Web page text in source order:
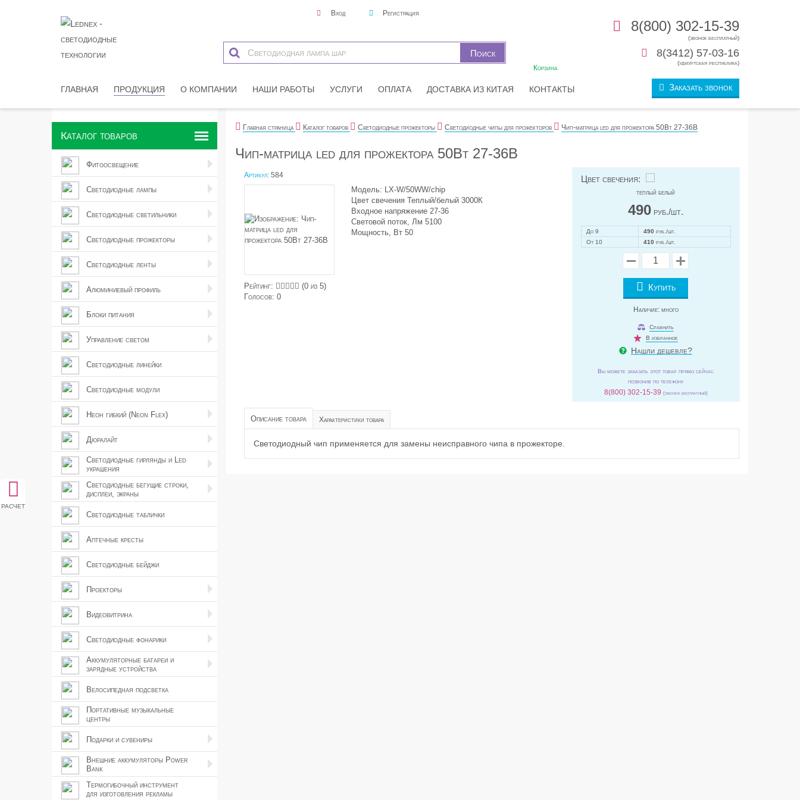
Вход Регистрация
8(800) 302-15-39
(звонок бесплатный)
8(3412) 57-03-16
(удмуртская республика)
Корзина
ГЛАВНАЯ ПРОДУКЦИЯ О КОМПАНИИ НАШИ РАБОТЫ УСЛУГИ ОПЛАТА ДОСТАВКА ИЗ КИТАЯ КОНТАКТЫ Заказать звонок
Каталог товаров
Фитоосвещение
Светодиодные лампы
Светодиодные светильники
Светодиодные прожекторы
Светодиодные ленты
Алюминиевый профиль
Блоки питания
Управление светом
Светодиодные линейки
Светодиодные модули
Неон гибкий (Neon Flex)
Дюралайт
Светодиодные гирлянды и Led
украшения
Светодиодные бегущие строки,
дисплеи, экраны
Светодиодные таблички
Аптечные кресты
Светодиодные бейджи
Проекторы
Видеовитрина
Светодиодные фонарики
Аккумуляторные батареи и
зарядные устройства
Велосипедная подсветка
Портативные музыкальные
центры
Подарки и сувениры
Внешние аккумуляторы Power
Bank
Термогибочный инструмент
для изготовления рекламы
Главная страница Каталог товаров Светодиодные прожекторы Светодиодные чипы для прожекторов Чип-матрица led для прожектора 50Вт 27-36В
Чип-матрица led для прожектора 50Вт 27-36В
Артикул:584
Рейтинг: (0из 5)
Голосов: 0
Модель: LX-W/50WW/chip
Цвет свечения Теплый/белый 3000К
Входное напряжение 27-36
Световой поток, Лм 5100
Мощность, Вт 50
Цвет свечения:
теплый белый
490 руб./шт.
До 9 490 руб./шт.
От 10
410 руб./шт.
Купить
Наличие: много
Сравнить
В избранное
Нашли дешевле?
Вы можете заказать этот товар прямо сейчас
позвонив по телефону
8(800) 302-15-39 (звонок бесплатный)
Описание товара Характеристики товара
Светодиодный чип применяется для замены неисправного чипа в прожекторе.
расчет